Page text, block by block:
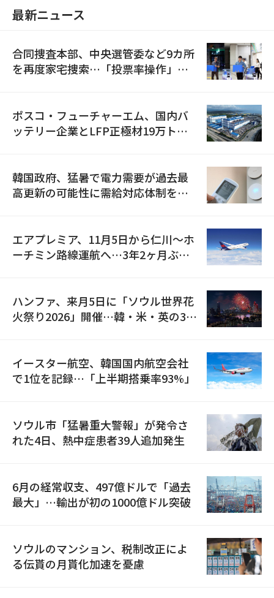
最新ニュース
合同捜査本部、中央選管委など9カ所
を再度家宅捜索…「投票率操作」の
ポスコ・フューチャーエム、国内バ
ッテリー企業とLFP正極材19万トン
韓国政府、猛暑で電力需要が過去最
高更新の可能性に需給対応体制を点
エアプレミア、11月5日から仁川〜ホ
ーチミン路線運航へ…3年2ヶ月ぶり
ハンファ、来月5日に「ソウル世界花
火祭り2026」開催…韓・米・英の3カ
イースター航空、韓国国内航空会社
で1位を記録…「上半期搭乗率93%」
ソウル市「猛暑重大警報」が発令さ
れた4日、熱中症患者39人追加発生
6月の経常収支、497億ドルで「過去
最大」…輸出が初の1000億ドル突破
ソウルのマンション、税制改正によ
る伝貰の月貰化加速を憂慮